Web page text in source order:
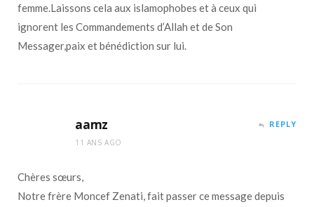
femme.Laissons cela aux islamophobes et à ceux qui
ignorent les Commandements d’Allah et de Son
Messager,paix et bénédiction sur lui.
aamz
11 ANS AGO
REPLY
Chères sœurs,
Notre frère Moncef Zenati, fait passer ce message depuis